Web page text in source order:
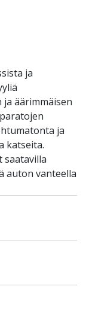
ja
äärimmäisen
ja
katseita.
saatavilla
auton vanteella